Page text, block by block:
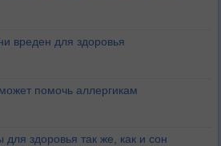
вреден для здоровья
помочь аллергикам
здоровья так же, как и сон